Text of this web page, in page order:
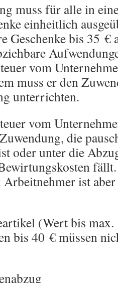
muss für alle in
einheitlich
Geschenke bis 35 €
vom
muss er den
unterrichten.
vom
die
oder unter die
Arbeitnehmer ist
(Wert bis
bis 40 € müssen